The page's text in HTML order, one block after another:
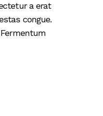
a erat
congue.